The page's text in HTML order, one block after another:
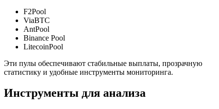
F2Pool
ViaBTC
AntPool
Binance Pool
LitecoinPool
Эти пулы обеспечивают стабильные выплаты, прозрачную
статистику и удобные инструменты мониторинга.
Инструменты для анализа